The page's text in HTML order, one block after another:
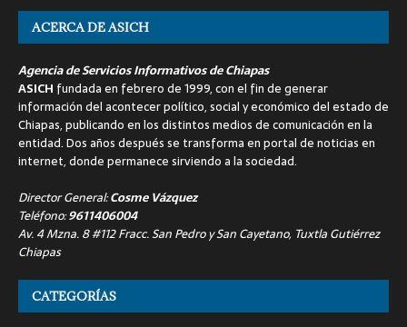
ACERCA DE ASICH
Agencia de Servicios Informativos de Chiapas
ASICH fundada en febrero de 1999, con el fin de generar
información del acontecer político, social y económico del estado de
Chiapas, publicando en los distintos medios de comunicación en la
entidad. Dos años después se transforma en portal de noticias en
internet, donde permanece sirviendo a la sociedad.
Director General:Cosme Vázquez
Teléfono:9611406004
Av. 4 Mzna. 8 #112 Fracc. San Pedro y San Cayetano, Tuxtla Gutiérrez
Chiapas
CATEGORÍAS